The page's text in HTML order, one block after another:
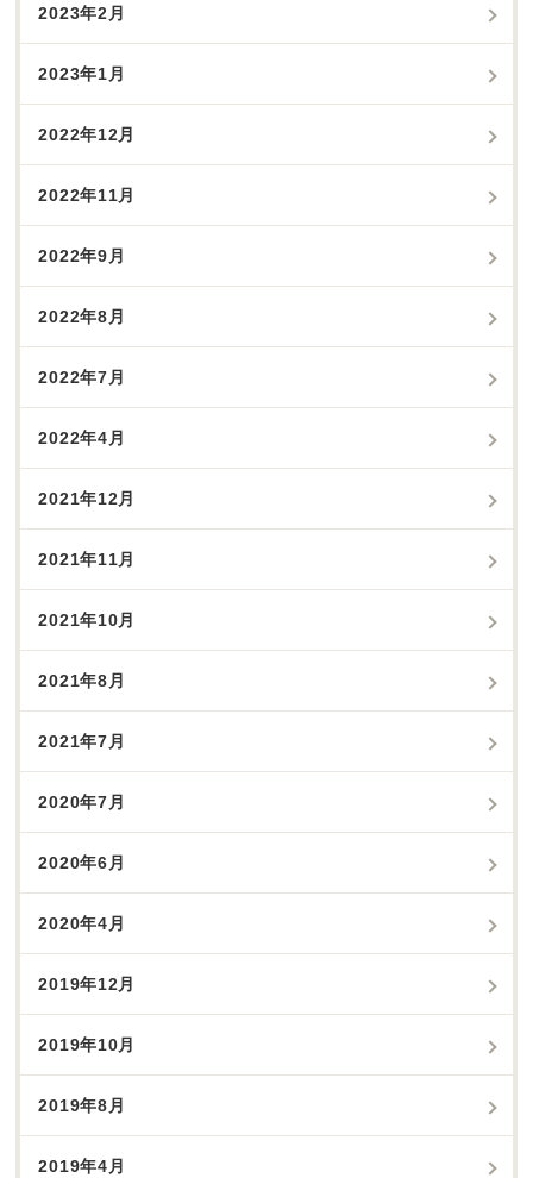
2023年2月
2023年1月
2022年12月
2022年11月
2022年9月
2022年8月
2022年7月
2022年4月
2021年12月
2021年11月
2021年10月
2021年8月
2021年7月
2020年7月
2020年6月
2020年4月
2019年12月
2019年10月
2019年8月
2019年4月